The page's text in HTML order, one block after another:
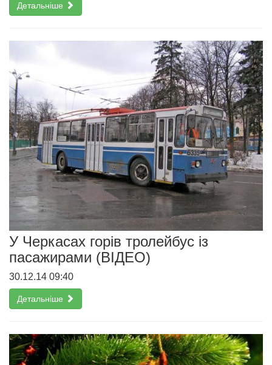
Детальніше
У Черкасах горів тролейбус із
пасажирами (ВІДЕО)
30.12.14 09:40
Детальніше